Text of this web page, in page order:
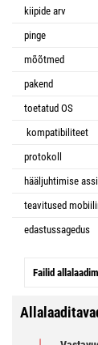
kiipide arv
pinge
mõõtmed
pakend
toetatud OS
kompatibiliteet
protokoll
hääljuhtimise
teavitused
edastussagedus
Failid